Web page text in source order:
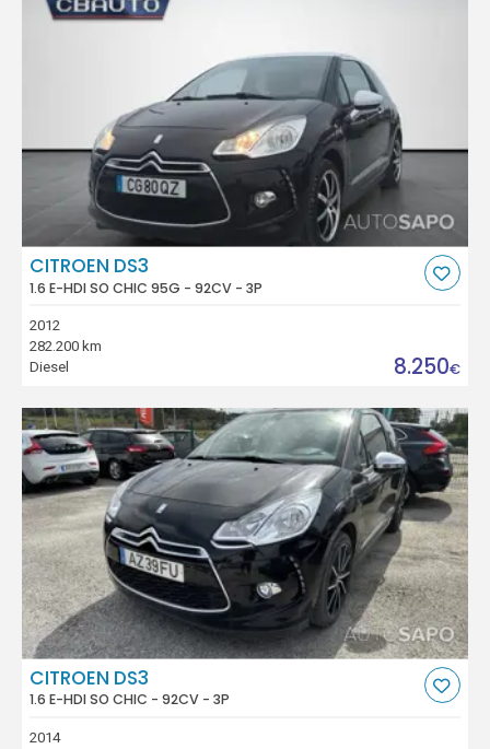
CITROEN DS3
1.6 E-HDI SO CHIC 95G - 92CV - 3P
2012
282.200 km
Diesel
8.250€
CITROEN DS3
1.6 E-HDI SO CHIC - 92CV - 3P
2014